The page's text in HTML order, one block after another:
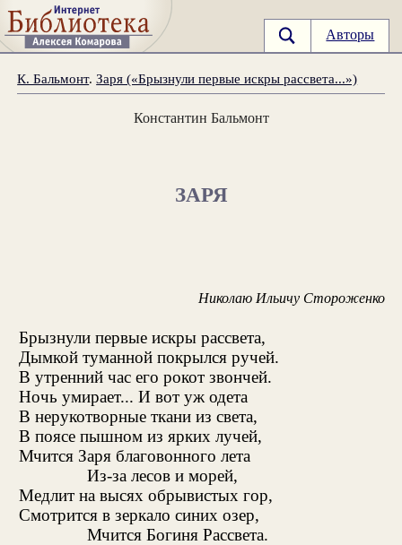
Авторы
К. Бальмонт.Заря («Брызнули первые искры рассвета...»)
Константин Бальмонт
ЗАРЯ
Николаю Ильичу Стороженко
Брызнули первые искры рассвета,
Дымкой туманной покрылся ручей.
В утренний час его рокот звончей.
Ночь умирает... И вот уж одета
В нерукотворные ткани из света,
В поясе пышном из ярких лучей,
Мчится Заря благовонного лета
Из-за лесов и морей,
Медлит на высях обрывистых гор,
Смотрится в зеркало синих озер,
Мчится Богиня Рассвета.